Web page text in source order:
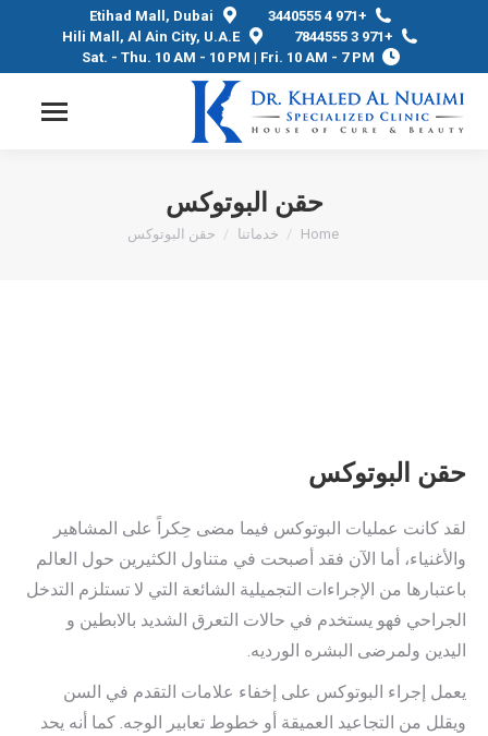
+971 4 3440555
Etihad Mall, Dubai
+971 3 7844555
Hili Mall, Al Ain City, U.A.E
Sat. - Thu. 10 AM - 10 PM | Fri. 10 AM - 7 PM
حقن البوتوكس
You are here:
Home خدماتنا حقن البوتوكس
حقن البوتوكس
لقد كانت عمليات البوتوكس فيما مضى حِكراً على المشاهير
والأغنياء، أما الآن فقد أصبحت في متناول الكثيرين حول العالم
باعتبارها من الإجراءات التجميلية الشائعة التي لا تستلزم التدخل
الجراحي فهو يستخدم في حالات التعرق الشديد بالابطين و
اليدين ولمرضى البشره الورديه.
يعمل إجراء البوتوكس على إخفاء علامات التقدم في السن
ويقلل من التجاعيد العميقة أو خطوط تعابير الوجه. كما أنه يحد